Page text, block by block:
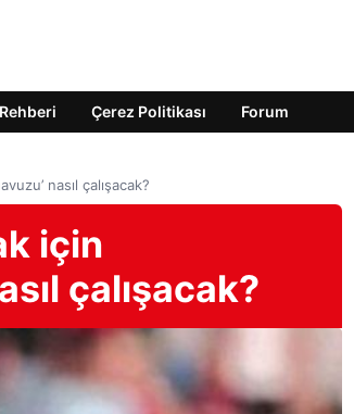
Çerez Politikası Forum
nasıl çalışacak?
için
çalışacak?